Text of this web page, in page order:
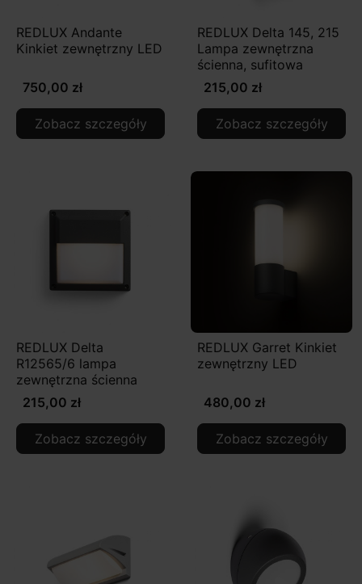
REDLUX Andante
Kinkiet zewnętrzny LED
750,00 zł
Zobacz szczegóły
REDLUX Delta 145, 215
Lampa zewnętrzna
ścienna, sufitowa
215,00 zł
Zobacz szczegóły
REDLUX Delta
R12565/6 lampa
zewnętrzna ścienna
215,00 zł
Zobacz szczegóły
REDLUX Garret Kinkiet
zewnętrzny LED
480,00 zł
Zobacz szczegóły